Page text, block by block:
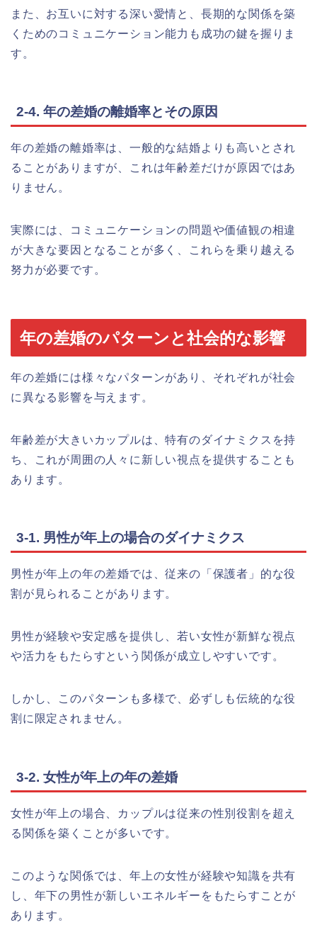
また、お互いに対する深い愛情と、長期的な関係を築
くためのコミュニケーション能力も成功の鍵を握りま
す。
2-4. 年の差婚の離婚率とその原因
年の差婚の離婚率は、一般的な結婚よりも高いとされ
ることがありますが、これは年齢差だけが原因ではあ
りません。
実際には、コミュニケーションの問題や価値観の相違
が大きな要因となることが多く、これらを乗り越える
努力が必要です。
年の差婚のパターンと社会的な影響
年の差婚には様々なパターンがあり、それぞれが社会
に異なる影響を与えます。
年齢差が大きいカップルは、特有のダイナミクスを持
ち、これが周囲の人々に新しい視点を提供することも
あります。
3-1. 男性が年上の場合のダイナミクス
男性が年上の年の差婚では、従来の「保護者」的な役
割が見られることがあります。
男性が経験や安定感を提供し、若い女性が新鮮な視点
や活力をもたらすという関係が成立しやすいです。
しかし、このパターンも多様で、必ずしも伝統的な役
割に限定されません。
3-2. 女性が年上の年の差婚
女性が年上の場合、カップルは従来の性別役割を超え
る関係を築くことが多いです。
このような関係では、年上の女性が経験や知識を共有
し、年下の男性が新しいエネルギーをもたらすことが
あります。